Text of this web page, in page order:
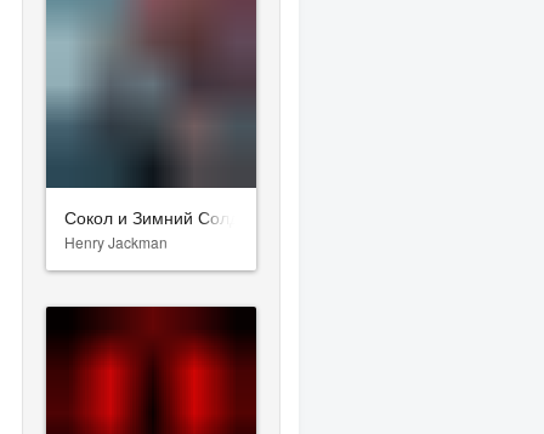
Сокол и Зимний Солдат
Henry Jackman